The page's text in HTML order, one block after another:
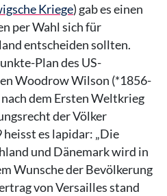
Kriege) gab es einen
per Wahl sich für
entscheiden sollten.
Plan des US-
Woodrow Wilson (*1856-
dem Ersten Weltkrieg
der Völker
es lapidar: „Die
und Dänemark wird in
Wunsche der Bevölkerung
von Versailles stand